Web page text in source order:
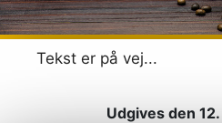
Tekst er på vej...
Udgives den